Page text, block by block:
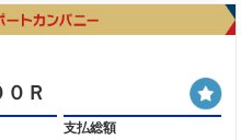
Ｒ
支払総額